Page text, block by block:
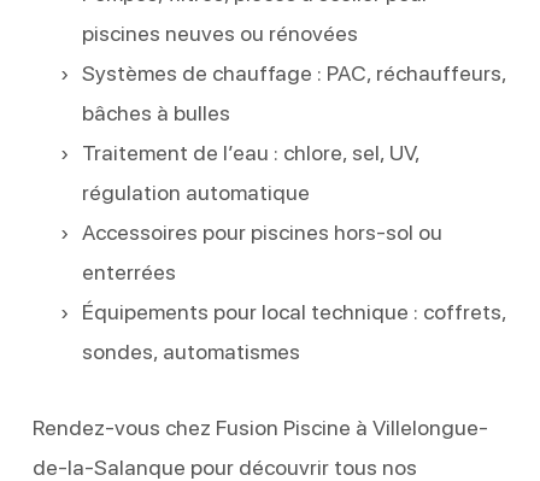
piscines neuves ou rénovées
Systèmes de chauffage : PAC, réchauffeurs,
bâches à bulles
Traitement de l’eau : chlore, sel, UV,
régulation automatique
Accessoires pour piscines hors-sol ou
enterrées
Équipements pour local technique : coffrets,
sondes, automatismes
Rendez-vous chez Fusion Piscine à Villelongue-
de-la-Salanque pour découvrir tous nos